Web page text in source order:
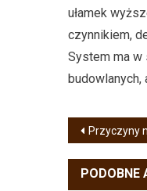
ułamek
czynnikiem,
System ma w
wpisu
Przyczyny nadmiernej
PODOBNE